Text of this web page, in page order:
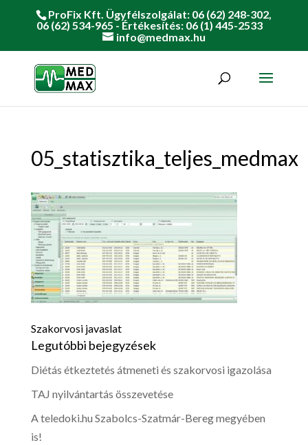
ProFix Kft. Ügyfélszolgálat: 06 (62) 248-302,
06 (62) 534-965 - Értékesítés: 06 (1) 445-2533
info@medmax.hu
05_statisztika_teljes_medmax
Szakorvosi javaslat
Legutóbbi bejegyzések
Diétás étkeztetés átmeneti és szakorvosi igazolása
TAJ nyilvántartás összevetése
A teledoki.hu Szabolcs-Szatmár-Bereg megyében
is!